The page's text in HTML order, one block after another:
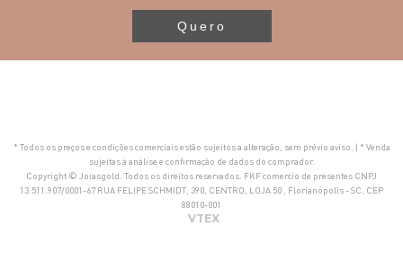
Quero
* Todos os preços e condições comerciais estão sujeitos a alteração, sem prévio aviso. | * Venda
sujeitas à análise e confirmação de dados do comprador.
Copyright © Joiasgold. Todos os direitos reservados. FKF comercio de presentes CNPJ
13.511.907/0001-67 RUA FELIPE SCHMIDT, 390, CENTRO, LOJA 50 , Florianópolis - SC, CEP
88010-001
VTEX